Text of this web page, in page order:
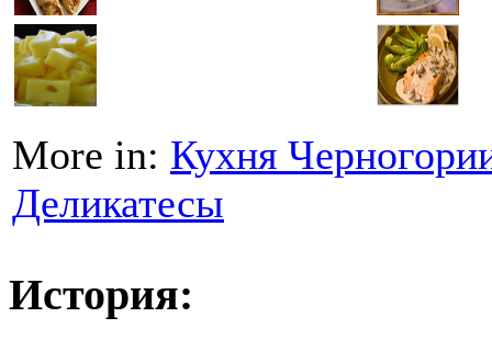
More in: Кухня
Деликатесы
История: